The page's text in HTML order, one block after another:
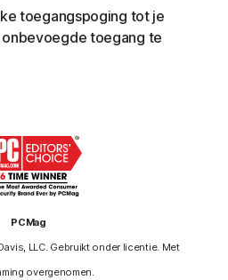
toegangspoging tot je
toegang te
PCMag
LLC. Gebruikt onder licentie. Met
overgenomen.